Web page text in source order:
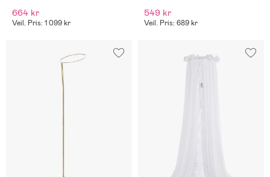
664 kr
Veil. Pris: 1 099 kr
549 kr
Veil. Pris: 689 kr